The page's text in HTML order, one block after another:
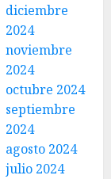
diciembre
2024
noviembre
2024
octubre 2024
septiembre
2024
agosto 2024
julio 2024